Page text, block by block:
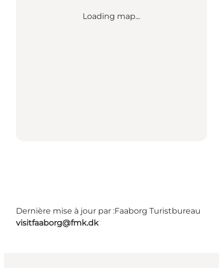
Loading map...
Dernière mise à jour par :Faaborg Turistbureau
visitfaaborg@fmk.dk